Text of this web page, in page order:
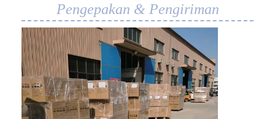
Pengepakan & Pengiriman